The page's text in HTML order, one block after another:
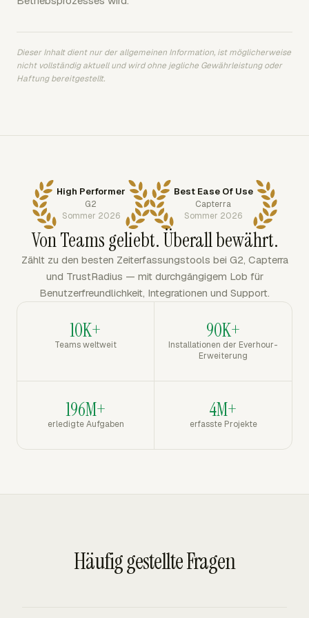
Dieser Inhalt dient nur der allgemeinen Information, ist möglicherweise
nicht vollständig aktuell und wird ohne jegliche Gewährleistung oder
Haftung bereitgestellt.
High Performer
G2
Sommer 2026
Best Ease Of Use
Capterra
Sommer 2026
Von Teams geliebt. Überall bewährt.
Zählt zu den besten Zeiterfassungstools bei G2, Capterra
und TrustRadius — mit durchgängigem Lob für
Benutzerfreundlichkeit, Integrationen und Support.
10K+
Teams weltweit
90K+
Installationen der Everhour-
Erweiterung
196M+
erledigte Aufgaben
4M+
erfasste Projekte
Häufig gestellte Fragen